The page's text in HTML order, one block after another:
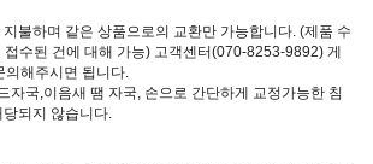
불하며 같은 상품으로의 교환만 가능합니다. (제품 수
접수된 건에 대해 가능) 고객센터(070-8253-9892) 게
해주시면 됩니다.
자국,이음새 땜 자국, 손으로 간단하게 교정가능한 침
되지 않습니다.